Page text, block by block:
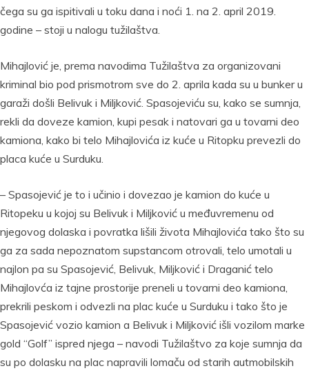
čega su ga ispitivali u toku dana i noći 1. na 2. april 2019.
godine – stoji u nalogu tužilaštva.
Mihajlović je, prema navodima Tužilaštva za organizovani
kriminal bio pod prismotrom sve do 2. aprila kada su u bunker u
garaži došli Belivuk i Miljković. Spasojeviću su, kako se sumnja,
rekli da doveze kamion, kupi pesak i natovari ga u tovarni deo
kamiona, kako bi telo Mihajlovića iz kuće u Ritopku prevezli do
placa kuće u Surduku.
– Spasojević je to i učinio i dovezao je kamion do kuće u
Ritopeku u kojoj su Belivuk i Miljković u međuvremenu od
njegovog dolaska i povratka lišili života Mihajlovića tako što su
ga za sada nepoznatom supstancom otrovali, telo umotali u
najlon pa su Spasojević, Belivuk, Miljković i Draganić telo
Mihajlovća iz tajne prostorije preneli u tovarni deo kamiona,
prekrili peskom i odvezli na plac kuće u Surduku i tako što je
Spasojević vozio kamion a Belivuk i Miljković išli vozilom marke
gold “Golf” ispred njega – navodi Tužilaštvo za koje sumnja da
su po dolasku na plac napravili lomaču od starih autmobilskih